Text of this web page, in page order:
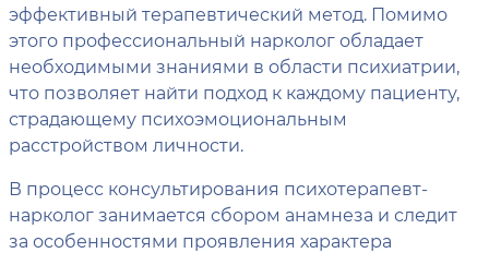
эффективный терапевтический метод. Помимо
этого профессиональный нарколог обладает
необходимыми знаниями в области психиатрии,
что позволяет найти подход к каждому пациенту,
страдающему психоэмоциональным
расстройством личности.
В процесс консультирования психотерапевт-
нарколог занимается сбором анамнеза и следит
за особенностями проявления характера